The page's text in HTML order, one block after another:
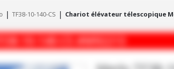
TF38-10-140-CS Chariot élévateur télescopique
10-140-CS